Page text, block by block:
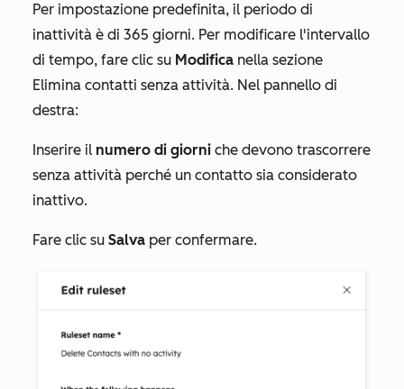
Per impostazione predefinita, il periodo di
inattività è di 365 giorni. Per modificare l'intervallo
di tempo, fare clic su Modifica nella sezione
Elimina contatti senza attività. Nel pannello di
destra:
Inserire il numero di giorni che devono trascorrere
senza attività perché un contatto sia considerato
inattivo.
Fare clic su Salva per confermare.